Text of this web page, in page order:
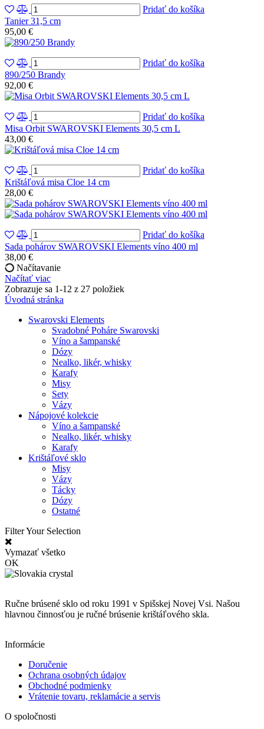
Pridať do košíka
Tanier 31,5 cm
95,00 €
Pridať do košíka
890/250 Brandy
92,00 €
Pridať do košíka
Misa Orbit SWAROVSKI Elements 30,5 cm L
43,00 €
Pridať do košíka
Krištáľová misa Cloe 14 cm
28,00 €
Pridať do košíka
Sada pohárov SWAROVSKI Elements víno 400 ml
38,00 €
Načítavanie
Načítať viac
Zobrazuje sa 1-12 z 27 položiek
Úvodná stránka
Swarovski Elements
Svadobné Poháre Swarovski
Víno a šampanské
Dózy
Nealko, likér, whisky
Karafy
Misy
Sety
Vázy
Nápojové kolekcie
Víno a šampanské
Nealko, likér, whisky
Karafy
Krištáľové sklo
Misy
Vázy
Tácky
Dózy
Ostatné
Filter Your Selection
Vymazať všetko
OK
Ručne brúsené sklo od roku 1991 v Spišskej Novej Vsi. Našou
hlavnou činnosťou je ručné brúsenie krištáľového skla.
Informácie
Doručenie
Ochrana osobných údajov
Obchodné podmienky
Vrátenie tovaru, reklamácie a servis
O spoločnosti